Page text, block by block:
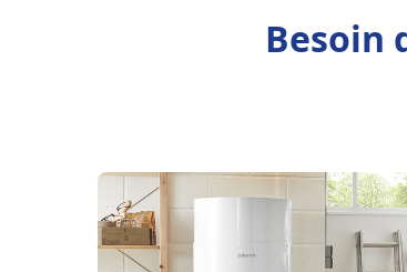
Besoin